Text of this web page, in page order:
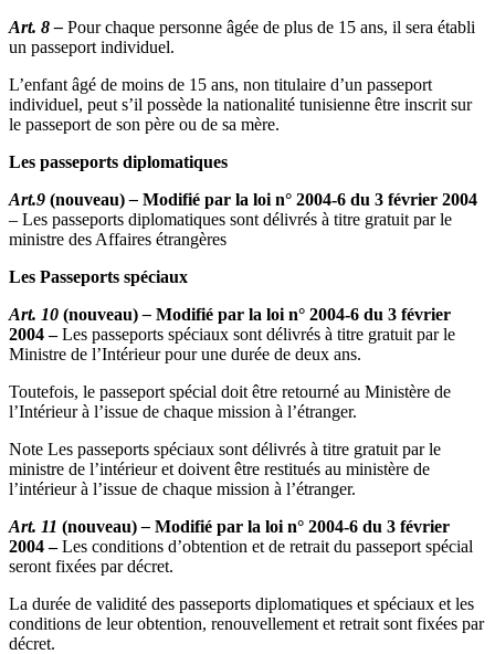
Art. 8 – Pour chaque personne âgée de plus de 15 ans, il sera établi
un passeport individuel.
L’enfant âgé de moins de 15 ans, non titulaire d’un passeport
individuel, peut s’il possède la nationalité tunisienne être inscrit sur
le passeport de son père ou de sa mère.
Les passeports diplomatiques
Art.9 (nouveau)– Modifié par la loi n° 2004-6 du 3 février 2004
– Les passeports diplomatiques sont délivrés à titre gratuit par le
ministre des Affaires étrangères
Les Passeports spéciaux
Art. 10 (nouveau)– Modifié par la loi n° 2004-6 du 3 février
2004 –Les passeports spéciaux sont délivrés à titre gratuit par le
Ministre de l’Intérieur pour une durée de deux ans.
Toutefois, le passeport spécial doit être retourné au Ministère de
l’Intérieur à l’issue de chaque mission à l’étranger.
Note Les passeports spéciaux sont délivrés à titre gratuit par le
ministre de l’intérieur et doivent être restitués au ministère de
l’intérieur à l’issue de chaque mission à l’étranger.
Art. 11 (nouveau)– Modifié par la loi n° 2004-6 du 3 février
2004 –Les conditions d’obtention et de retrait du passeport spécial
seront fixées par décret.
La durée de validité des passeports diplomatiques et spéciaux et les
conditions de leur obtention, renouvellement et retrait sont fixées par
décret.